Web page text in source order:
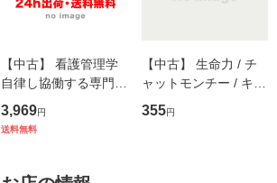
【中古】 看護管理学
自律し協働する専門職
の看護マネジメントス
キル 改訂第3版 (看護
堂 [単行
3,969円
送料無料
【中古】 生命力 / チ
ャットモンチー / キュ
ーンレコード [CD]
【メール便送料無料】
355円